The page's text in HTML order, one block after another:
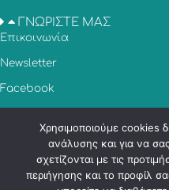
ΓΝΩΡΙΣΤΕ ΜΑΣ
Επικοινωνία
Newsletter
Facebook
© Copyright 2026 –
Χρησιμοποιούμε cookies
ανάλυσης και για να
σχετίζονται με τις
περιήγησης και το προφίλ
Εξυπηρέτηση Πελατών